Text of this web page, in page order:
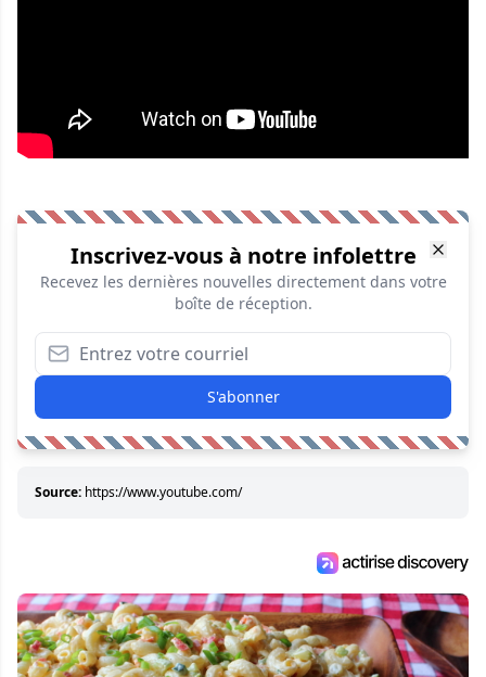
Inscrivez-vous à notre infolettre
Recevez les dernières nouvelles directement dans votre
boîte de réception.
S'abonner
Source: https://www.youtube.com/